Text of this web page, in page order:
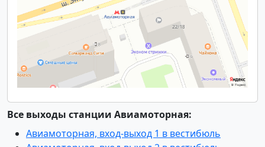
Все выходы станции Авиамоторная:
Авиамоторная, вход-выход 1 в вестибюль